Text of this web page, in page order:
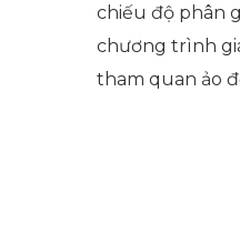
chiếu độ phân
chương trình
tham quan ảo